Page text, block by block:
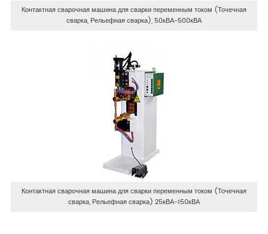
Контактная сварочная машина для сварки переменным током (Точечная
сварка, Рельефная сварка), 50кВА-500кВА
Контактная сварочная машина для сварки переменным током (Точечная
сварка, Рельефная сварка) 25кВА-150кВА